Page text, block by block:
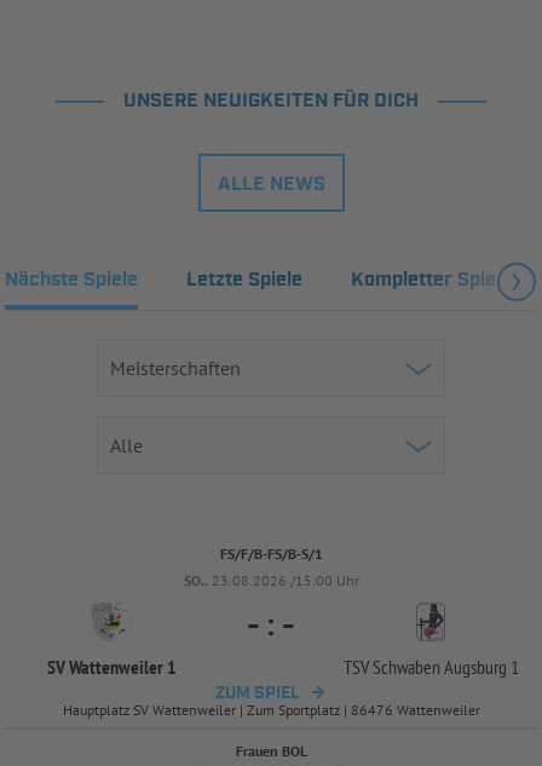
UNSERE NEUIGKEITEN FÜR DICH
ALLE NEWS
Nächste Spiele Letzte Spiele Kompletter Spielplan
FS/F/B-FS/B-S/1
SO.. 23.08.2026 /15:00 Uhr
SV Wattenweiler 1
- : -
TSV Schwaben Augsburg 1
ZUM SPIEL
Hauptplatz SV Wattenweiler | Zum Sportplatz | 86476 Wattenweiler
Frauen BOL